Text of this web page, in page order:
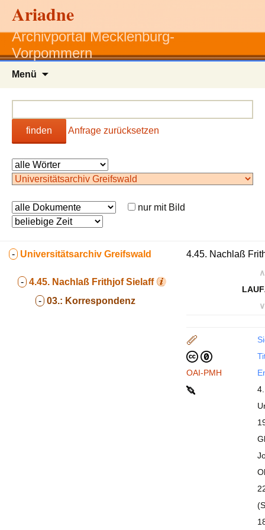
Ariadne
Archivportal Mecklenburg-
Vorpommern
Menü
finden Anfrage zurücksetzen
nur mit Bild
- Universitätsarchiv Greifswald
- 4.45. Nachlaß Frithjof Sielaff
- 03.: Korrespondenz
4.45. Nachlaß
∧
∨
OAI-PMH